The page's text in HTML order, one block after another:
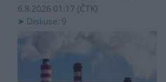
6.8.2026 01:17 (ČTK)
Diskuse: 9